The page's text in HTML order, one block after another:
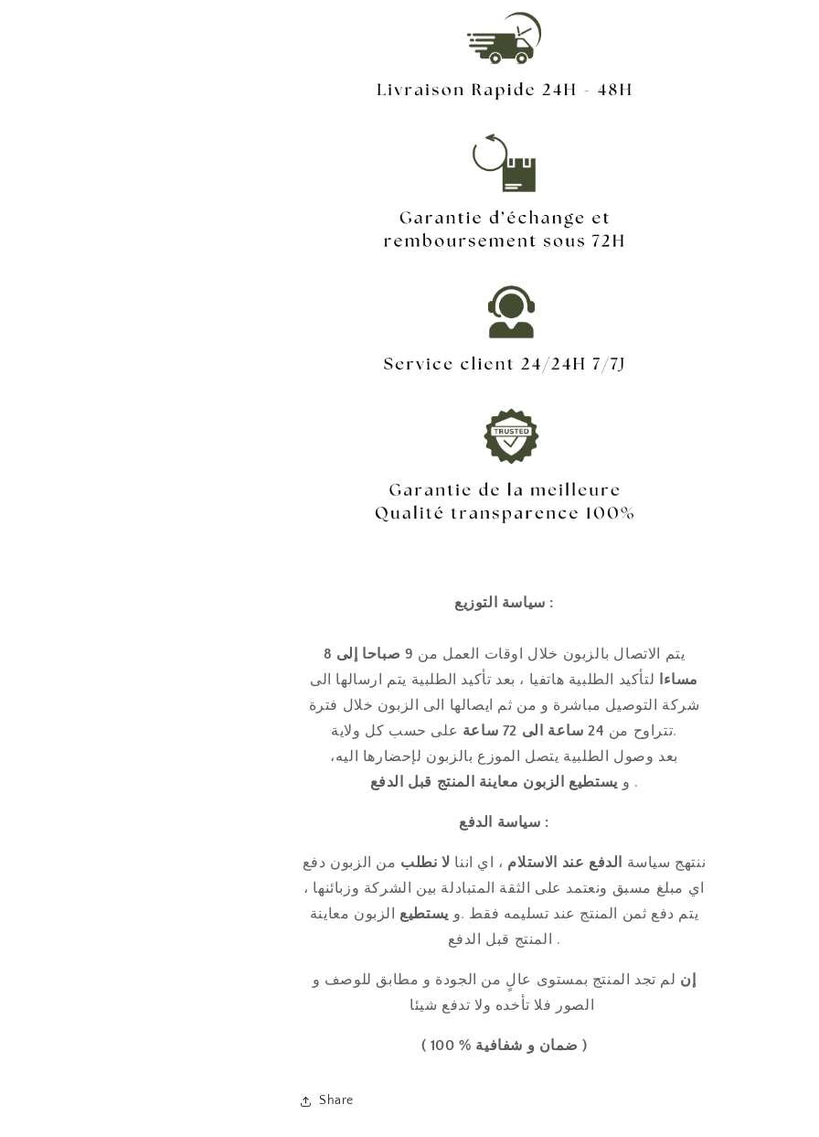
سياسة التوزيع :
يتم الاتصال بالزبون خلال اوقات العمل من
9 صباحا إلى 8
مساءا
لتأكيد الطلبية هاتفيا ، بعد تأكيد الطلبية يتم ارسالها الى
شركة التوصيل مباشرة و من ثم ايصالها الى الزبون خلال فترة
تتراوح من 24 ساعة الى 72 ساعة
على حسب كل ولاية.
بعد وصول الطلبية يتصل الموزع بالزبون لإحضارها اليه،
و يستطيع الزبون معاينة المنتج قبل الدفع .
سياسة الدفع :
ننتهج سياسة الدفع عند الاستلام ، اي اننا لا نطلب من الزبون دفع
اي مبلغ مسبق ونعتمد على الثقة المتبادلة بين الشركة وزبائنها ،
يتم دفع ثمن المنتج عند تسليمه فقط .و يستطيع
الزبون معاينة
المنتج قبل الدفع .
إن لم تجد المنتج بمستوى عالٍ من الجودة و مطابق للوصف و
( ضمان و شفافية % 100 )
Share